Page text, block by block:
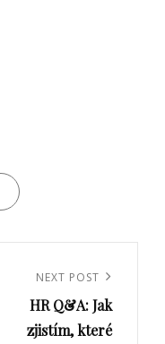
NEXT POST
HR Q&A: Jak
zjistím, které